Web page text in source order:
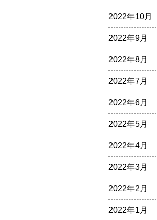
2022年10月
2022年9月
2022年8月
2022年7月
2022年6月
2022年5月
2022年4月
2022年3月
2022年2月
2022年1月